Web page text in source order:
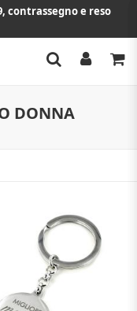
contrassegno e reso
DONNA